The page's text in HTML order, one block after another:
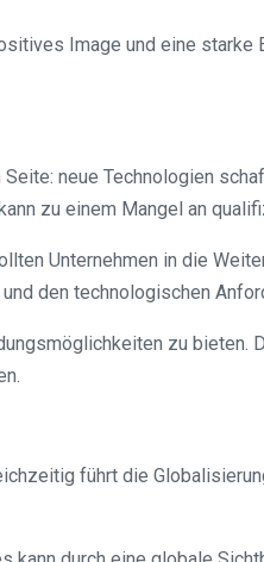
Image und eine starke
neue Technologien
zu einem Mangel an
Unternehmen in die
den technologischen
zu bieten.
führt die